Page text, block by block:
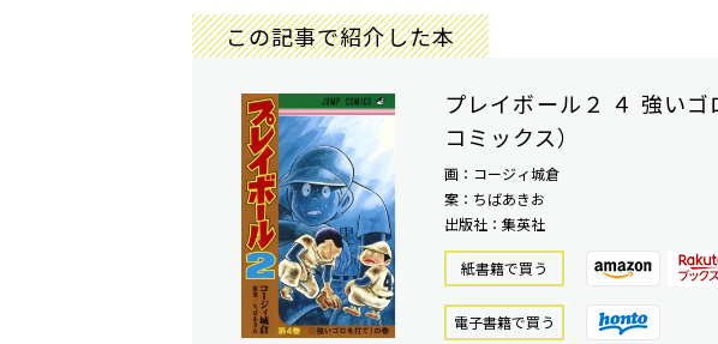
この記事で紹介した本
プレイボール２ ４ 強い
コミックス）
画：コージィ城倉
案：ちばあきお
出版社：集英社
紙書籍で買う
電⼦書籍で買う